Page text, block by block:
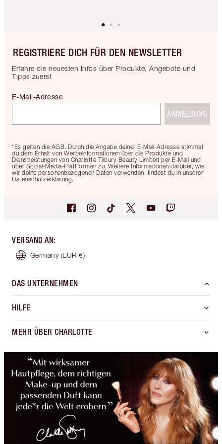
REGISTRIERE DICH FÜR DEN NEWSLETTER
Erfahre die neuesten Infos über Produkte, Angebote und
Tipps zuerst
*Es gelten die AGB. Durch die Angabe deiner E-Mail-Adresse stimmst
du dem Erhalt von Werbeinformationen über die Produkte und
Dienstleistungen von Charlotte Tilbury Beauty Limited per E-Mail und
über Social-Media-Plattformen zu. Weitere Informationen darüber, wie
wir deine personenbezogenen Daten verwenden, findest du in unserer
Datenschutzerklärung.
E-Mail-Adresse
ANMELDUNG
VERSAND AN:
Germany (EUR €)
DAS UNTERNEHMEN
HILFE
MEHR ÜBER CHARLOTTE